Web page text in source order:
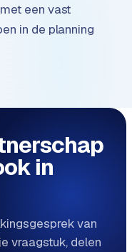
een vast
in de planning
in
van
vraagstuk, delen